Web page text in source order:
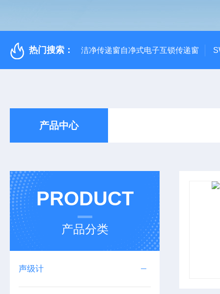
热门搜索： 洁净传递窗自净式电子互锁传递窗
产品中心
PRODUCT
产品分类
声级计